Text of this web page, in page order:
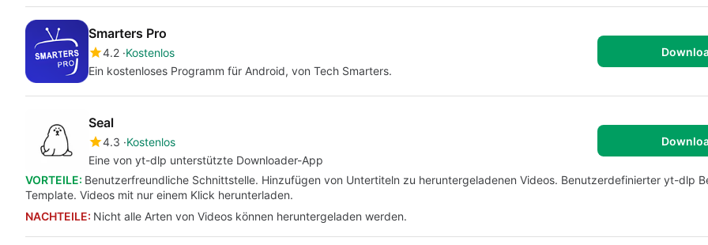
Smarters Pro
4.2 Kostenlos
Ein kostenloses Programm für Android, von Tech Smarters.
Seal
4.3 Kostenlos
Eine von yt-dlp unterstützte Downloader-App
VORTEILE: Benutzerfreundliche Schnittstelle. Hinzufügen von Untertiteln zu heruntergeladenen Videos. Benutzerdefinierter yt-dlp
Template. Videos mit nur einem Klick herunterladen.
NACHTEILE: Nicht alle Arten von Videos können heruntergeladen werden.